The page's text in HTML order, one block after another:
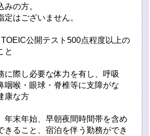
みの方。
はございません。
TOEIC公開テスト500点程度以上の
と
に際し必要な体力を有し、呼吸
咽喉・眼球・脊椎等に支障がな
康な方
年末年始、早朝夜間時間帯を含め
きること、宿泊を伴う勤務ができ